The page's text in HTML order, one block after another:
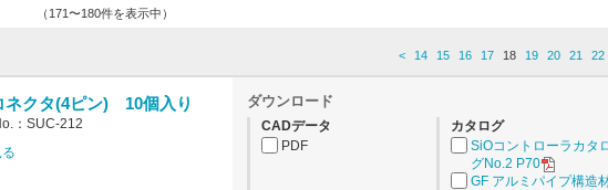
（171〜180件を表示中）
< 14 15 16 17 18 19 20 21 22
ネクタ(4ピン) 10個入り
：SUC-212
ダウンロード
CADデータ
PDF
カタログ
SiOコントローラカタ
グNo.2 P70
GF アルミパイプ構造